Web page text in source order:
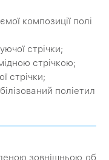
композиції полі
стрічки;
стрічкою;
стрічки;
поліетил
зовнішньою об